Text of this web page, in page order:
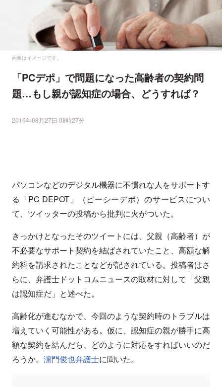
画像はイメージです。
「PCデポ」で問題になった高齢者の契約問
題…もし親が認知症の場合、どうすれば？
2016年08月27日 08時27分
パソコンなどのデジタル機器に不慣れな人をサポートす
る「PC DEPOT」（ピーシーデポ）のサービスについ
て、ツイッターの投稿から批判に火がついた。
きっかけとなったそのツイートには、父親（高齢者）が
不必要なサポート契約を結ばされていたこと、高額な解
約料を請求されたことなどが記されている。投稿者はさ
らに、弁護士ドットコムニュースの取材に対して「父親
は認知症だ」と述べた。
高齢化が進むなかで、今回のような契約時のトラブルは
増えていく可能性がある。仮に、認知症の親が勝手に高
額な契約を結んだら、どのように対応をすればいいのだ
ろうか。 濵門俊也弁護士に聞いた。